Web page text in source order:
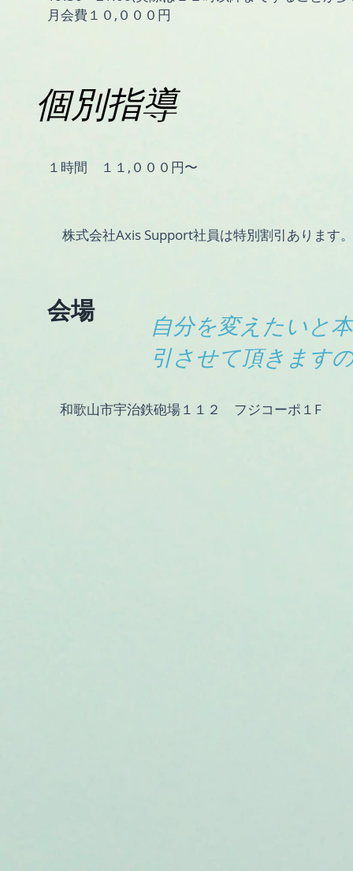
​月会費１０,０００円
個別指導
１時間 １１,０００円〜
株式会社Axis Support社員は特別割引あります。
会場
自分を変えたいと
引させて頂きます
和歌山市宇治鉄砲場１１２ フジコーポ１F